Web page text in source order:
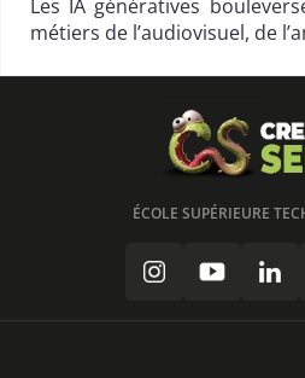
Les IA génératives
métiers de l’audiovisuel, de
ÉCOLE SUPÉRIEURE